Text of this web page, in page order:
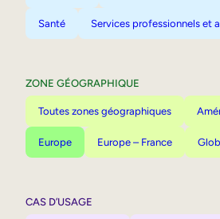
Santé Services professionnels et
ZONE GÉOGRAPHIQUE
Toutes zones géographiques
Europe Europe – France
CAS D’USAGE